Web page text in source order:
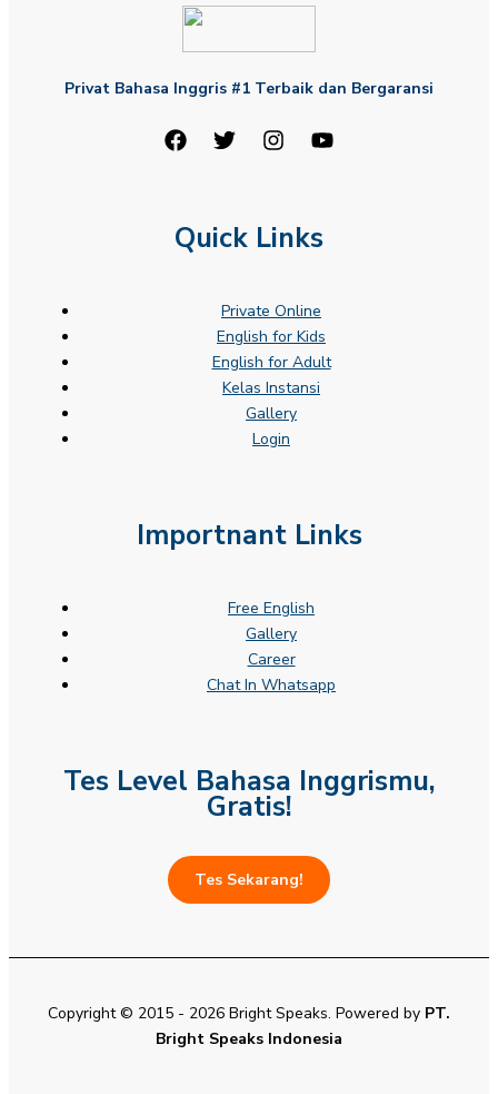
Privat Bahasa Inggris #1 Terbaik dan Bergaransi
Quick Links
Private Online
English for Kids
English for Adult
Kelas Instansi
Gallery
Login
Importnant Links
Free English
Gallery
Career
Chat In Whatsapp
Tes Level Bahasa Inggrismu,
Gratis!
Tes Sekarang!
Copyright © 2015 - 2026 Bright Speaks. Powered by PT.
Bright Speaks Indonesia